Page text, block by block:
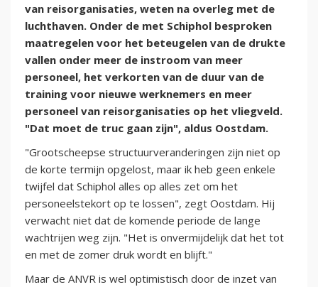
van reisorganisaties, weten na overleg met de
luchthaven. Onder de met Schiphol besproken
maatregelen voor het beteugelen van de drukte
vallen onder meer de instroom van meer
personeel, het verkorten van de duur van de
training voor nieuwe werknemers en meer
personeel van reisorganisaties op het vliegveld.
"Dat moet de truc gaan zijn", aldus Oostdam.
"Grootscheepse structuurveranderingen zijn niet op
de korte termijn opgelost, maar ik heb geen enkele
twijfel dat Schiphol alles op alles zet om het
personeelstekort op te lossen", zegt Oostdam. Hij
verwacht niet dat de komende periode de lange
wachtrijen weg zijn. "Het is onvermijdelijk dat het tot
en met de zomer druk wordt en blijft."
Maar de ANVR is wel optimistisch door de inzet van